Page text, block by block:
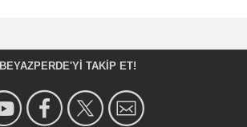
BEYAZPERDE'YI TAKIP ET!